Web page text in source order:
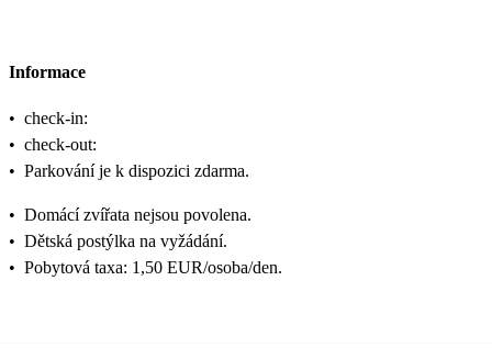
Informace
• check-in:
• check-out:
• Parkování je k dispozici zdarma.
• Domácí zvířata nejsou povolena.
• Dětská postýlka na vyžádání.
• Pobytová taxa: 1,50 EUR/osoba/den.